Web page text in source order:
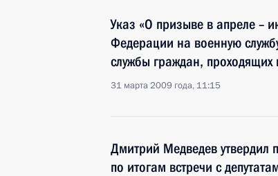
Указ «О призыве в апреле –
Федерации на военную
службы граждан, проходящих
31 марта 2009 года, 11:15
Дмитрий Медведев утвердил
по итогам встречи с